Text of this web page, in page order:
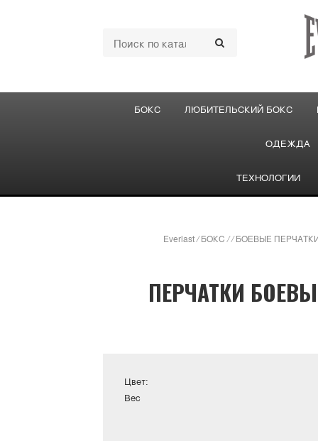
БОКС ЛЮБИТЕЛЬСКИЙ БОКС
ОДЕЖДА
ТЕХНОЛОГИИ
Everlast/ БОКС // БОЕВЫЕ ПЕРЧАТКИ
ПЕРЧАТКИ БОЕВЫЕ
Цвет:
Вес